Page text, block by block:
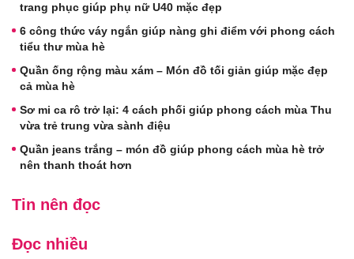
trang phục giúp phụ nữ U40 mặc đẹp
6 công thức váy ngắn giúp nàng ghi điểm với phong cách
tiểu thư mùa hè
Quần ống rộng màu xám – Món đồ tối giản giúp mặc đẹp
cả mùa hè
Sơ mi ca rô trở lại: 4 cách phối giúp phong cách mùa Thu
vừa trẻ trung vừa sành điệu
Quần jeans trắng – món đồ giúp phong cách mùa hè trở
nên thanh thoát hơn
Tin nên đọc
Đọc nhiều